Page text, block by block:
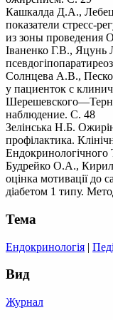
Кашкалда Д.А.,
показатели стресс-
из зоны проведения
Іваненко Г.В.,
Солнцева А.В.,
у пациенток с
наблюдение. С. 48
Зелінська Н.Б.
профілактика.
Ендокринологічного
Будрейко О.А.,
оцінка мотивації до
діабетом 1 типу.
Тема
Ендокринологія |
Вид
Журнал